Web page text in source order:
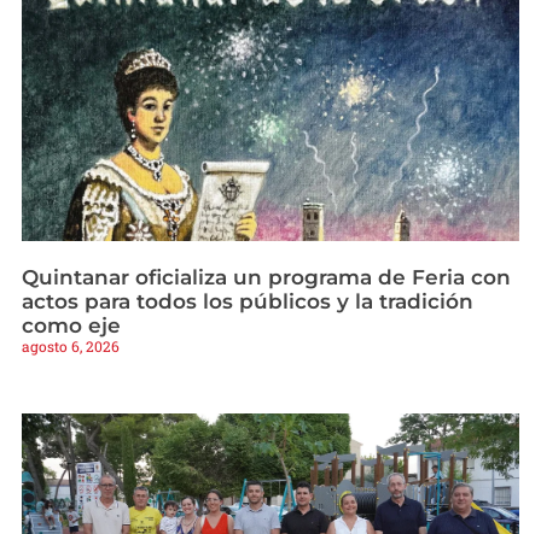
Quintanar oficializa un programa de Feria con
actos para todos los públicos y la tradición
como eje
agosto 6, 2026